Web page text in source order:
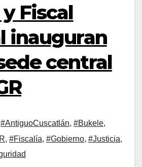
Fiscal
inauguran
central
#AntiguoCuscatlán, #Bukele,
, #Fiscalía, #Gobierno, #Justicia,